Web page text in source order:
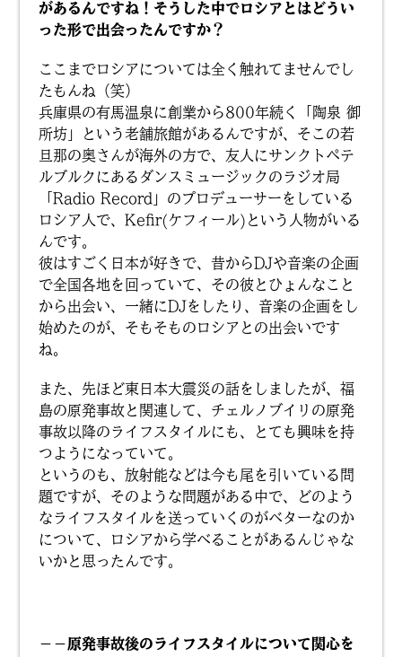
があるんですね！そうした中でロシアとはどうい
った形で出会ったんですか？
ここまでロシアについては全く触れてませんでし
たもんね（笑）
兵庫県の有馬温泉に創業から800年続く「陶泉 御
所坊」という老舗旅館があるんですが、そこの若
旦那の奥さんが海外の方で、友人にサンクトペテ
ルブルクにあるダンスミュージックのラジオ局
「Radio Record」のプロデューサーをしている
ロシア人で、Kefir(ケフィール)という人物がいる
んです。
彼はすごく日本が好きで、昔からDJや音楽の企画
で全国各地を回っていて、その彼とひょんなこと
から出会い、一緒にDJをしたり、音楽の企画をし
始めたのが、そもそものロシアとの出会いです
ね。
また、先ほど東日本大震災の話をしましたが、福
島の原発事故と関連して、チェルノブイリの原発
事故以降のライフスタイルにも、とても興味を持
つようになっていて。
というのも、放射能などは今も尾を引いている問
題ですが、そのような問題がある中で、どのよう
なライフスタイルを送っていくのがベターなのか
について、ロシアから学べることがあるんじゃな
いかと思ったんです。
－－原発事故後のライフスタイルについて関心を